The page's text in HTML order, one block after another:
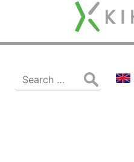
木
原
製
Search
for: